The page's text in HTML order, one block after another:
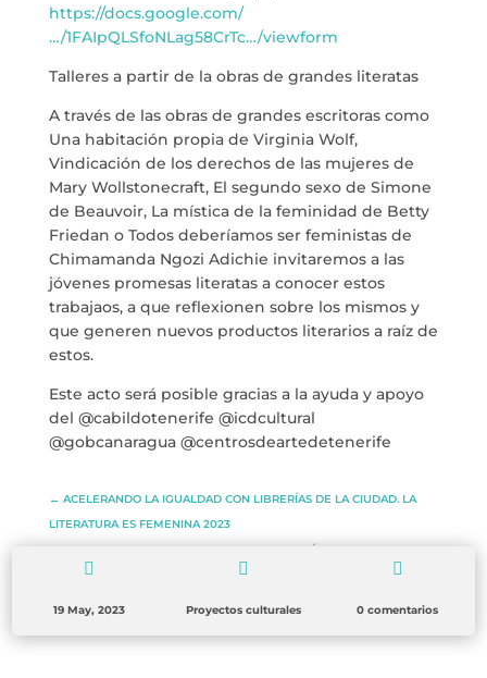
SERVICIOS
PROYECTOS
MARÍA ANCHIETA
BLOG
ESPACIO CULTURAL EL TANQUE
CONTACTO
LA NEUROLITERATURA ENTRA
EN NUESTROS OBJETIVOS
SOMOS TRANSPARENTES
https://docs.google.com/
…/1FAIpQLSfoNLag58CrTc…/viewform
Talleres a partir de la obras de grandes literatas
A través de las obras de grandes escritoras como
Una habitación propia de Virginia Wolf,
Vindicación de los derechos de las mujeres de
Mary Wollstonecraft, El segundo sexo de Simone
de Beauvoir, La mística de la feminidad de Betty
Friedan o Todos deberíamos ser feministas de
Chimamanda Ngozi Adichie invitaremos a las
jóvenes promesas literatas a conocer estos
trabajaos, a que reflexionen sobre los mismos y
que generen nuevos productos literarios a raíz de
estos.
Este acto será posible gracias a la ayuda y apoyo
del @cabildotenerife @icdcultural
@gobcanaragua @centrosdeartedetenerife
← ACELERANDO LA IGUALDAD CON LIBRERÍAS DE LA CIUDAD. LA
LITERATURA ES FEMENINA 2023
TALLER LITERARIO EN LIBRERÍAS DE SANTA CRUZ

19 May, 2023

Proyectos culturales

0 comentarios